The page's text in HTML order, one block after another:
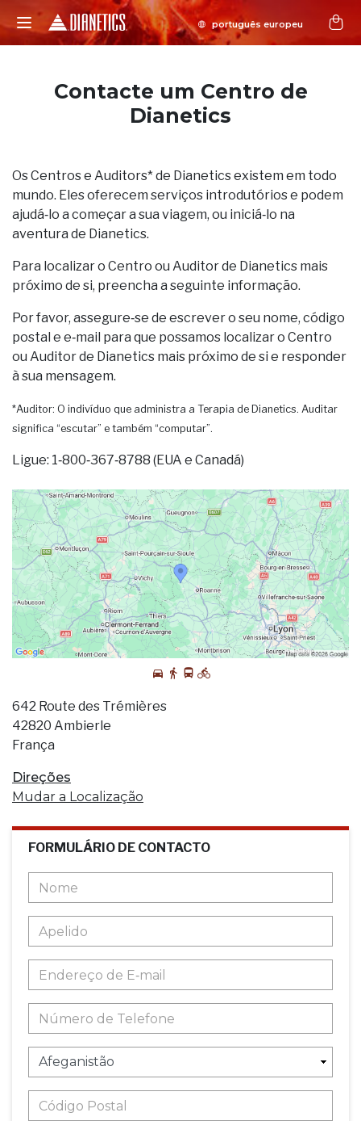
Contacte um Centro de
Dianetics
Os Centros e Auditors* de Dianetics existem em todo
mundo. Eles oferecem serviços introdutórios e podem
ajudá‑lo a começar a sua viagem, ou iniciá‑lo na
aventura de Dianetics.
Para localizar o Centro ou Auditor de Dianetics mais
próximo de si, preencha a seguinte informação.
Por favor, assegure‑se de escrever o seu nome, código
postal e e‑mail para que possamos localizar o Centro
ou Auditor de Dianetics mais próximo de si e responder
à sua mensagem.
*Auditor: O indivíduo que administra a Terapia de Dianetics. Auditar
significa “escutar” e também “computar”.
Ligue: 1‑800‑367‑8788 (EUA e Canadá)
642 Route des Trémières
42820 Ambierle
França
Direções
Mudar a Localização
FORMULÁRIO DE CONTACTO